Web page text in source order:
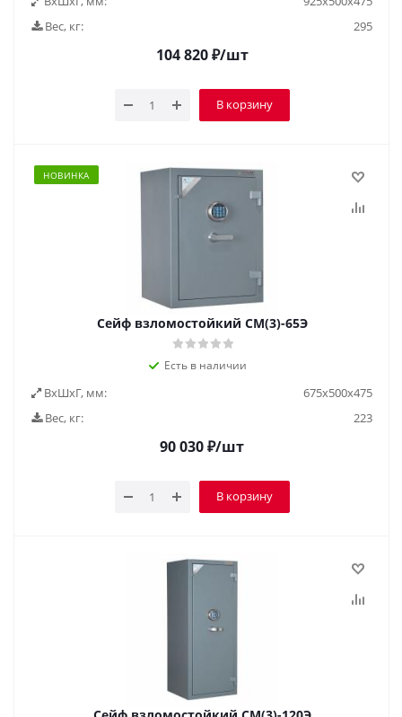
Вес, кг:
295
104 820₽/шт
В корзину
НОВИНКА
Сейф взломостойкий СМ(3)-65Э
Есть в наличии
ВxШxГ, мм:
675x500x475
Вес, кг:
223
90 030₽/шт
В корзину